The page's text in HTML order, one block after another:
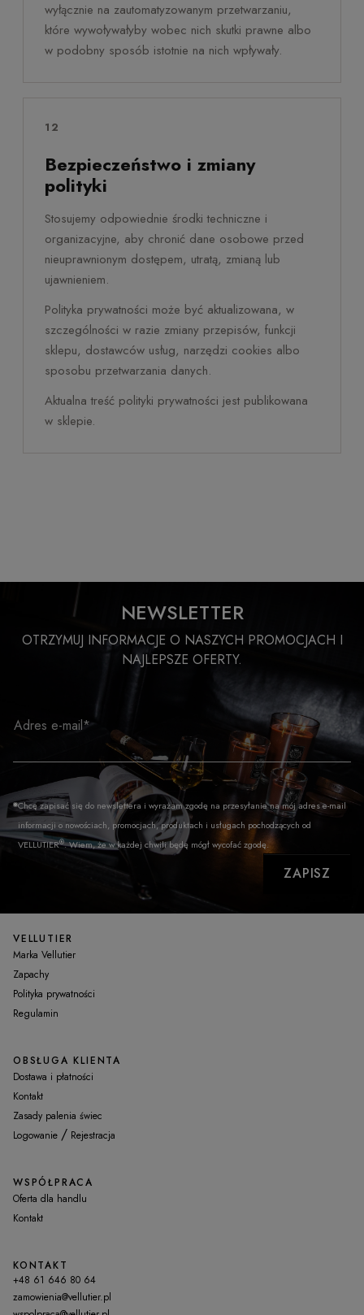
wyłącznie na zautomatyzowanym przetwarzaniu,
które wywoływałyby wobec nich skutki prawne albo
w podobny sposób istotnie na nich wpływały.
12
Bezpieczeństwo i zmiany
polityki
Stosujemy odpowiednie środki techniczne i
organizacyjne, aby chronić dane osobowe przed
nieuprawnionym dostępem, utratą, zmianą lub
ujawnieniem.
Polityka prywatności może być aktualizowana, w
szczególności w razie zmiany przepisów, funkcji
sklepu, dostawców usług, narzędzi cookies albo
sposobu przetwarzania danych.
Aktualna treść polityki prywatności jest publikowana
w sklepie.
NEWSLETTER
OTRZYMUJ INFORMACJE O NASZYCH PROMOCJACH I
NAJLEPSZE OFERTY.
Adres e-mail*
Chcę zapisać się do newslettera i wyrażam zgodę na przesyłanie na mój adres e-mail
informacji o nowościach, promocjach, produktach i usługach pochodzących od
VELLUTIER®. Wiem, że w każdej chwili będę mógł wycofać zgodę.
ZAPISZ
VELLUTIER
Marka Vellutier
Zapachy
Polityka prywatności
Regulamin
OBSŁUGA KLIENTA
Dostawa i płatności
Kontakt
Zasady palenia świec
Logowanie / Rejestracja
WSPÓŁPRACA
Oferta dla handlu
Kontakt
KONTAKT
+48 61 646 80 64
zamowienia@vellutier.pl